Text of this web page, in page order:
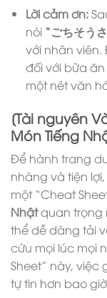
Lời cảm ơn:
nói “ごちそう
với nhân viên.
đối với bữa
một nét văn
[Tài nguyên
Món Tiếng
Để hành trang
nhàng và tiện
một “Cheat
Nhậtquan trọng
thể dễ dàng tải
cứu mọi lúc mọi
Sheet” này, việc
tự tin hơn bao